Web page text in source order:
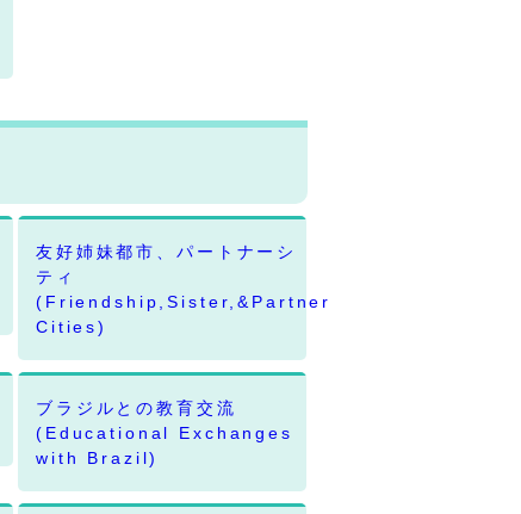
友好姉妹都市、パートナーシ
ティ
(Friendship,Sister,&Partner
Cities)
ブラジルとの教育交流
(Educational Exchanges
with Brazil)